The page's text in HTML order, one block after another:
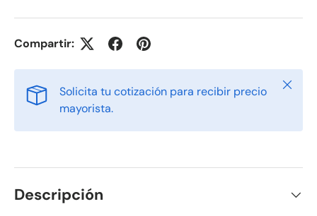
Compartir:
Solicita tu cotización para recibir precio
mayorista.
Cerrar
Descripción